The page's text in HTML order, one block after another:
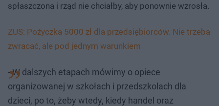
spłaszczona i rząd nie chciałby, aby ponownie wzrosła.
ZUS: Pożyczka 5000 zł dla przedsiębiorców. Nie trzeba
zwracać, ale pod jednym warunkiem
- W dalszych etapach mówimy o opiece
organizowanej w szkołach i przedszkolach dla
dzieci, po to, żeby wtedy, kiedy handel oraz